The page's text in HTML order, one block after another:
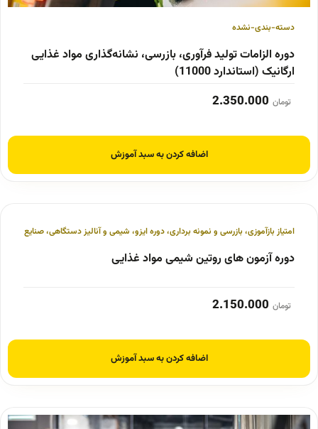
دسته-بندی-نشده
دوره الزامات تولید فرآوری، بازرسی، نشانه‌گذاری مواد غذایی
ارگانیک (استاندارد 11000)
تومان 2.350.000
اضافه کردن به سبد آموزش
امتیاز بازآموزی، بازرسی و نمونه برداری،دوره ایزو، شیمی و آنالیز دستگاهی،صنایع غذایی
دوره آزمون های روتین شیمی مواد غذایی
تومان 2.150.000
اضافه کردن به سبد آموزش